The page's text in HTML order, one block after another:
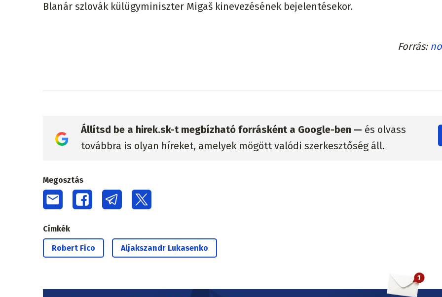
Blanár szlovák külügyminiszter Migaš kinevezésének bejelentésekor.
Forrás
Állítsd be a hirek.sk-t megbízható forrásként a Google-ben — és olvass
továbbra is olyan híreket, amelyek mögött valódi szerkesztőség áll.
Megosztás
Címkék
Robert Fico Aljakszandr Lukasenko